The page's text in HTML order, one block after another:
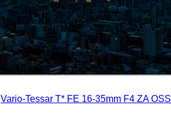
Vario-Tessar T* FE 16-35mm F4 ZA OSS